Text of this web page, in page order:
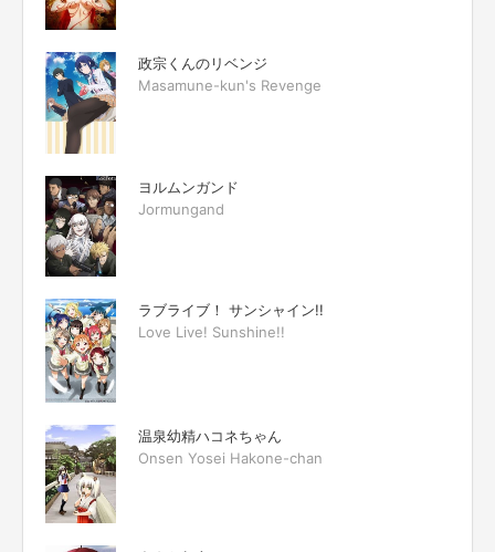
政宗くんのリベンジ
Masamune-kun's Revenge
ヨルムンガンド
Jormungand
ラブライブ！ サンシャイン!!
Love Live! Sunshine!!
温泉幼精ハコネちゃん
Onsen Yosei Hakone-chan